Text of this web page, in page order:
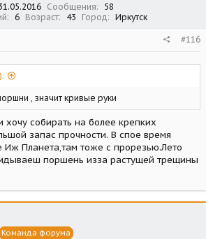
Сообщения
58
6 Возраст 43 Город Иркутск
#116
, значит кривые руки
собирать на более крепких
запас прочности. В спое время
Иж Планета,там тоже с прорезью.Лето
поршень изза растущей трещины
Команда форума